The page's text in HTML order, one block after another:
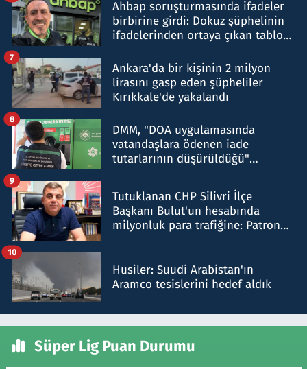
Ahbap soruşturmasında ifadeler
birbirine girdi: Dokuz şüphelinin
ifadelerinden ortaya çıkan tablo
Ankara'da bir kişinin 2 milyon
lirasını gasp eden şüpheliler
Kırıkkale'de yakalandı
7
DMM, "DOA uygulamasında
vatandaşlara ödenen iade
tutarlarının düşürüldüğü"
8
Tutuklanan CHP Silivri İlçe
Başkanı Bulut'un hesabında
milyonluk para trafiğine: Patron
9
Husiler: Suudi Arabistan'ın
Aramco tesislerini hedef aldık
10
Süper Lig Puan Durumu